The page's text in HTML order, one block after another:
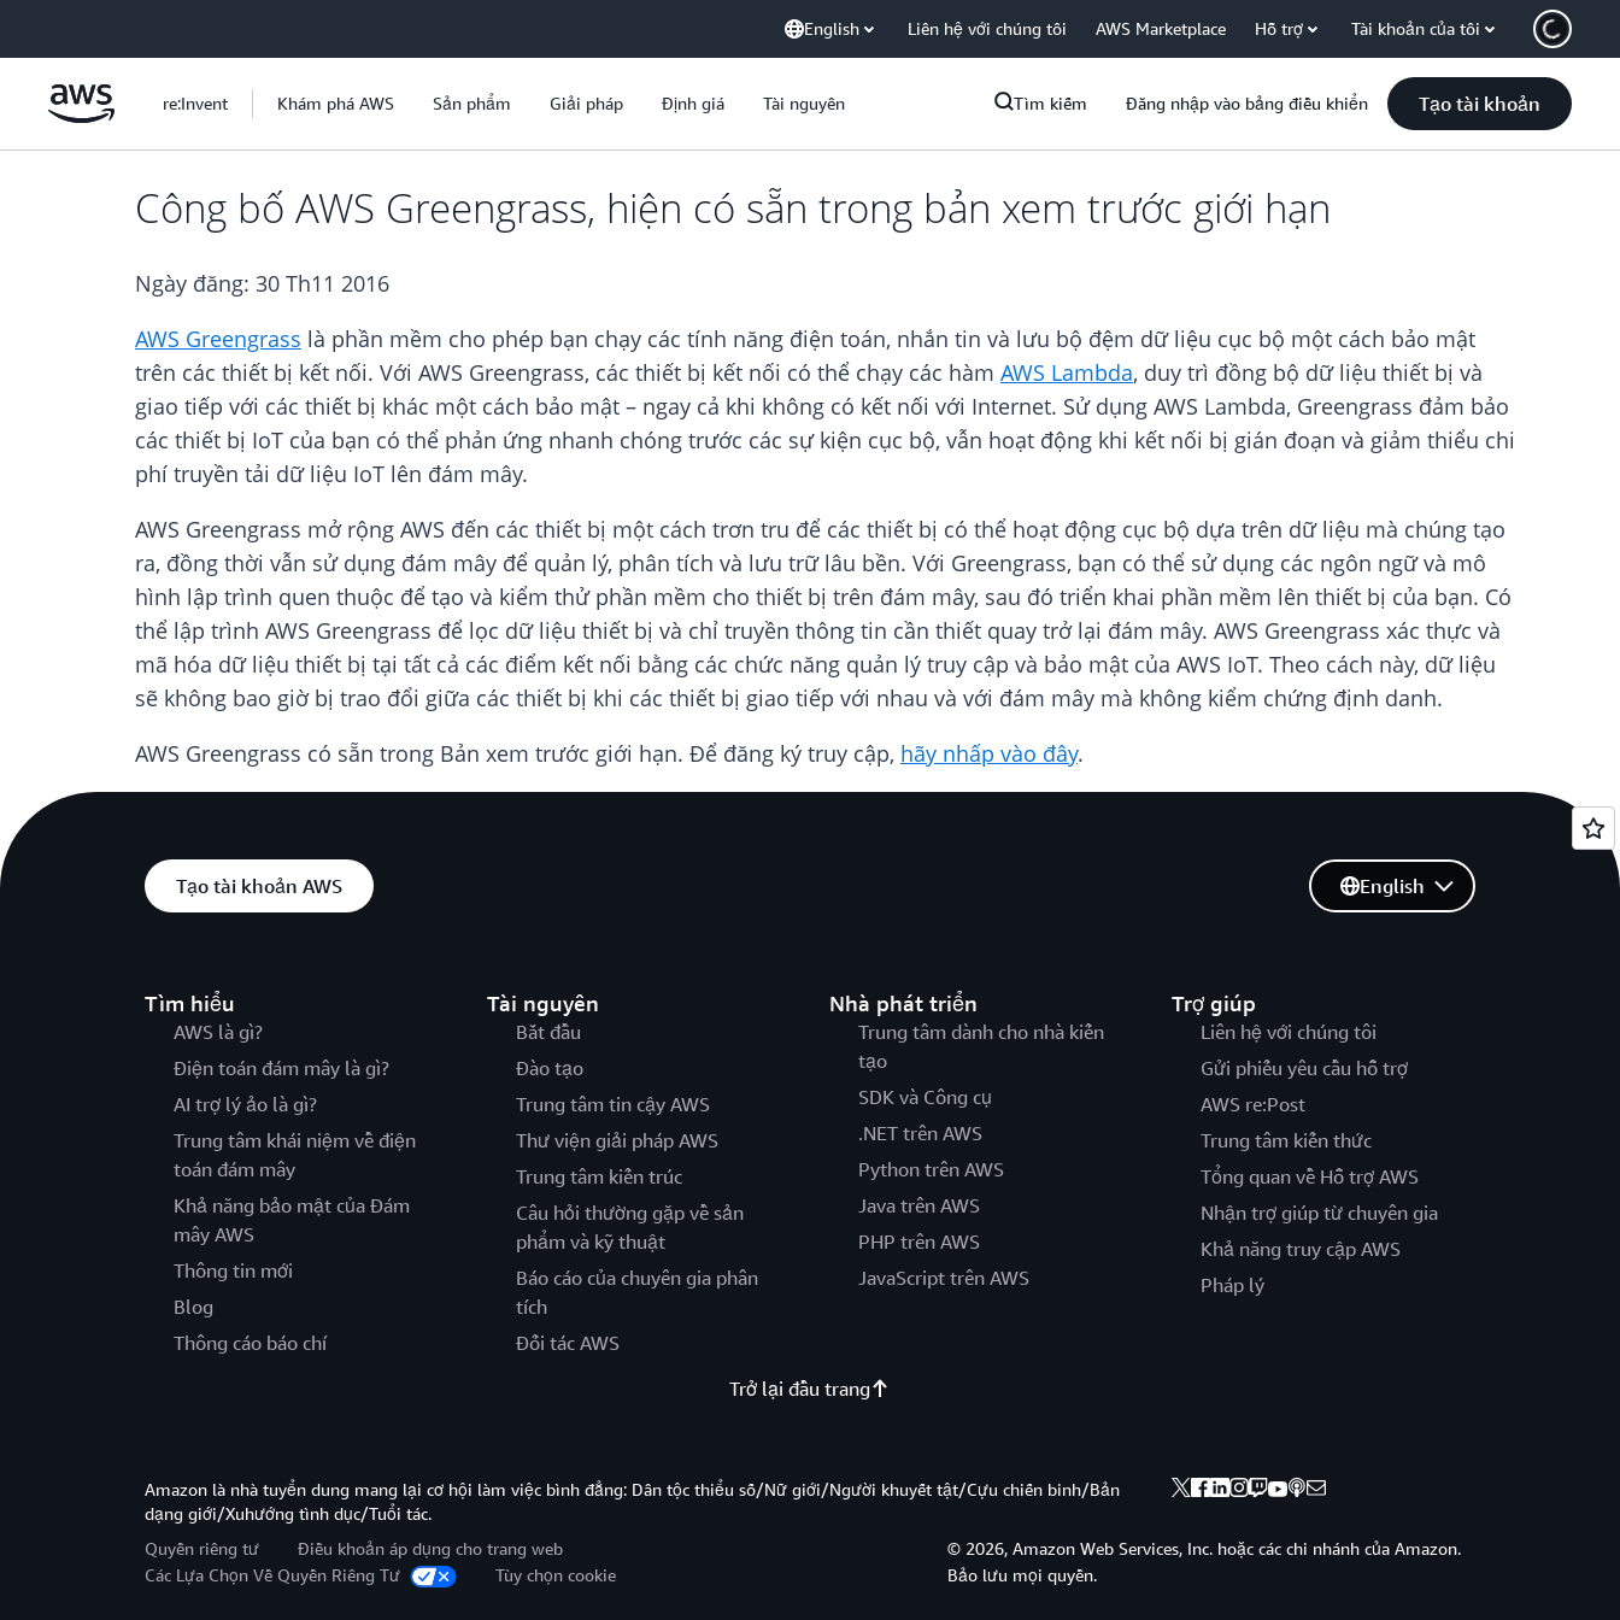
English Liên hệ với chúng tôi AWS Marketplace Hỗ trợ Tài khoản của tôi
re:Invent Khám phá AWS Sản phẩm Giải pháp Định giá Tài nguyên Tìm kiếm Đăng nhập vào bảng điều khiển Tạo tài khoản
Công bố AWS Greengrass, hiện có sẵn trong bản xem trước giới hạn
Ngày đăng: 30 Th11 2016
AWS Greengrass là phần mềm cho phép bạn chạy các tính năng điện toán, nhắn tin và lưu bộ đệm dữ liệu cục bộ một cách bảo mật
trên các thiết bị kết nối. Với AWS Greengrass, các thiết bị kết nối có thể chạy các hàm AWS Lambda, duy trì đồng bộ dữ liệu thiết bị và
giao tiếp với các thiết bị khác một cách bảo mật – ngay cả khi không có kết nối với Internet. Sử dụng AWS Lambda, Greengrass đảm bảo
các thiết bị IoT của bạn có thể phản ứng nhanh chóng trước các sự kiện cục bộ, vẫn hoạt động khi kết nối bị gián đoạn và giảm thiểu chi
phí truyền tải dữ liệu IoT lên đám mây.
AWS Greengrass mở rộng AWS đến các thiết bị một cách trơn tru để các thiết bị có thể hoạt động cục bộ dựa trên dữ liệu mà chúng tạo
ra, đồng thời vẫn sử dụng đám mây để quản lý, phân tích và lưu trữ lâu bền. Với Greengrass, bạn có thể sử dụng các ngôn ngữ và mô
hình lập trình quen thuộc để tạo và kiểm thử phần mềm cho thiết bị trên đám mây, sau đó triển khai phần mềm lên thiết bị của bạn. Có
thể lập trình AWS Greengrass để lọc dữ liệu thiết bị và chỉ truyền thông tin cần thiết quay trở lại đám mây. AWS Greengrass xác thực và
mã hóa dữ liệu thiết bị tại tất cả các điểm kết nối bằng các chức năng quản lý truy cập và bảo mật của AWS IoT. Theo cách này, dữ liệu
sẽ không bao giờ bị trao đổi giữa các thiết bị khi các thiết bị giao tiếp với nhau và với đám mây mà không kiểm chứng định danh.
AWS Greengrass có sẵn trong Bản xem trước giới hạn. Để đăng ký truy cập, hãy nhấp vào đây.
Tạo tài khoản AWS
Tìm hiểu
AWS là gì?
Điện toán đám mây là gì?
AI trợ lý ảo là gì?
Trung tâm khái niệm về điện
toán đám mây
Khả năng bảo mật của Đám
mây AWS
Thông tin mới
Blog
Thông cáo báo chí
Tài nguyên
Bắt đầu
Đào tạo
Trung tâm tin cậy AWS
Thư viện giải pháp AWS
Trung tâm kiến trúc
Câu hỏi thường gặp về sản
phẩm và kỹ thuật
Báo cáo của chuyên gia phân
tích
Đối tác AWS
Nhà phát triển
Trung tâm dành cho nhà kiến
tạo
SDK và Công cụ
.NET trên AWS
Python trên AWS
Java trên AWS
PHP trên AWS
JavaScript trên AWS
Trợ giúp
Liên hệ với chúng tôi
Gửi phiếu yêu cầu hỗ trợ
AWS re:Post
Trung tâm kiến thức
Tổng quan về Hỗ trợ AWS
Nhận trợ giúp từ chuyên gia
Khả năng truy cập AWS
Pháp lý
English
Trở lại đầu trang
Amazon là nhà tuyển dung mang lại cơ hội làm việc bình đẳng: Dân tộc thiểu số/Nữ giới/Người khuyết tật/Cựu chiến binh/Bản
dạng giới/Xuhướng tình dục/Tuổi tác.
Quyền riêng tư
Điều khoản áp dụng cho trang web
Các Lựa Chọn Về Quyền Riêng Tư
Tùy chọn cookie
© 2026, Amazon Web Services, Inc. hoặc các chi nhánh của Amazon.
Bảo lưu mọi quyền.